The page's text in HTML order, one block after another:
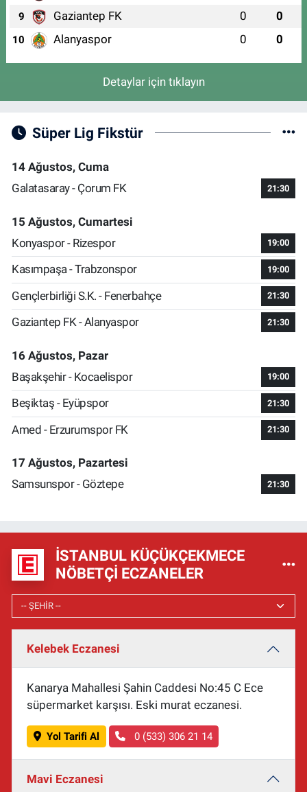
9 Gaziantep FK 0 0
10 Alanyaspor 0 0
Detaylar için tıklayın
Süper Lig Fikstür
14 Ağustos, Cuma
Galatasaray - Çorum FK
21:30
15 Ağustos, Cumartesi
Konyaspor - Rizespor
19:00
Kasımpaşa - Trabzonspor 19:00
Gençlerbirliği S.K. - Fenerbahçe 21:30
Gaziantep FK - Alanyaspor 21:30
16 Ağustos, Pazar
Başakşehir - Kocaelispor
19:00
Beşiktaş - Eyüpspor 21:30
Amed - Erzurumspor FK 21:30
17 Ağustos, Pazartesi
Samsunspor - Göztepe
21:30
İSTANBUL KÜÇÜKÇEKMECE
NÖBETÇI ECZANELER
Kelebek Eczanesi
Kanarya Mahallesi Şahin Caddesi No:45 C Ece
süpermarket karşısı. Eski murat eczanesi.
Yol Tarifi Al 0 (533) 306 21 14
Mavi Eczanesi